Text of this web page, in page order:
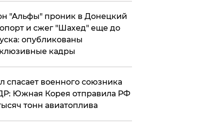
"Альфы" проник в Донецкий
и сжег "Шахед" еще до
опубликованы
кадры
спасает военного союзника
Южная Корея отправила РФ
тонн авиатоплива